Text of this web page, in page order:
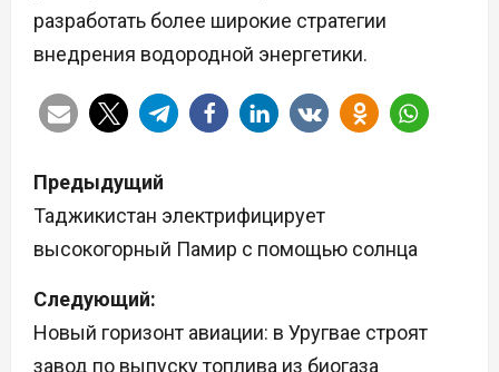
разработать более широкие стратегии
внедрения водородной энергетики.
Н
а
в
и
г
Предыдущий
Таджикистан электрифицирует
высокогорный Памир с помощью солнца
Следующий:
Новый горизонт авиации: в Уругвае строят
завод по выпуску топлива из биогаза